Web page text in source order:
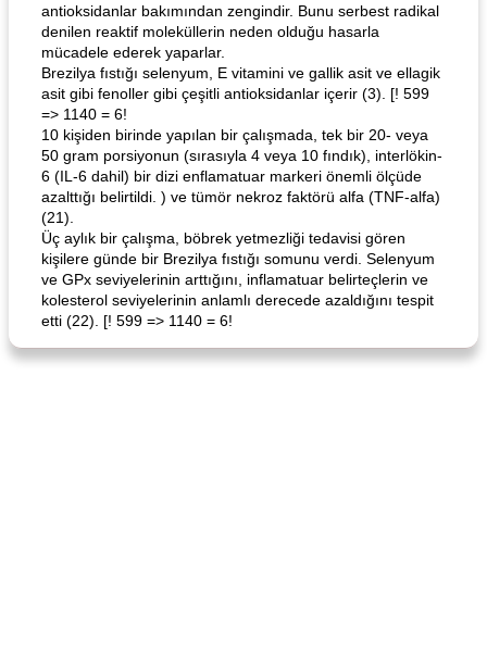
Angela's Awesome Enchiladas Pop's Roast Turkey Sandwich
antioksidanlar bakımından zengindir. Bunu serbest radikal
denilen reaktif moleküllerin neden olduğu hasarla
mücadele ederek yaparlar.
Brezilya fıstığı selenyum, E vitamini ve gallik asit ve ellagik
asit gibi fenoller gibi çeşitli antioksidanlar içerir (3). [! 599
=> 1140 = 6!
10 kişiden birinde yapılan bir çalışmada, tek bir 20- veya
50 gram porsiyonun (sırasıyla 4 veya 10 fındık), interlökin-
6 (IL-6 dahil) bir dizi enflamatuar markeri önemli ölçüde
azalttığı belirtildi. ) ve tümör nekroz faktörü alfa (TNF-alfa)
(21).
Üç aylık bir çalışma, böbrek yetmezliği tedavisi gören
kişilere günde bir Brezilya fıstığı somunu verdi. Selenyum
ve GPx seviyelerinin arttığını, inflamatuar belirteçlerin ve
kolesterol seviyelerinin anlamlı derecede azaldığını tespit
etti (22). [! 599 => 1140 = 6!